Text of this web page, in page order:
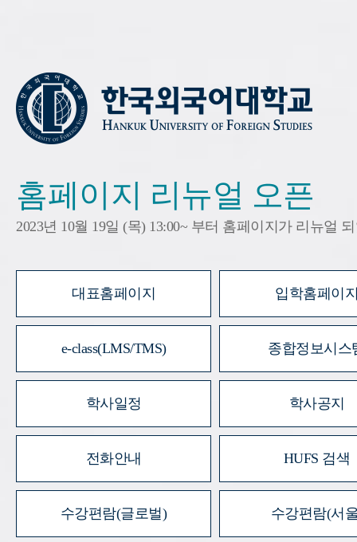
홈페이지 리뉴얼 오픈
2023년 10월 19일 (목) 13:00~ 부터 홈페이지가 리뉴얼
대표홈페이지 입학홈페이
e-class(LMS/TMS) 종합정보시스
학사일정 학사공지
전화안내 HUFS 검색
수강편람(글로벌) 수강편람(서